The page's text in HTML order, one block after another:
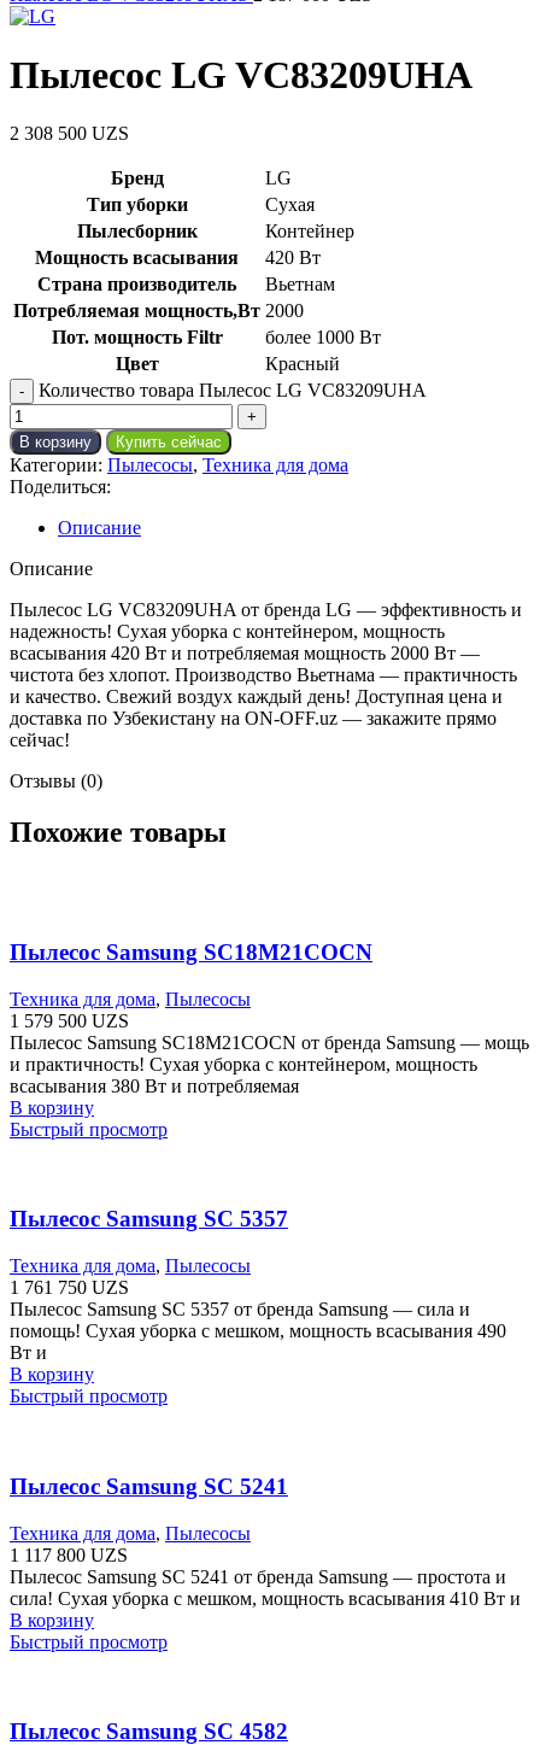
Пылесос LG VC83209UHA
2 308 500 UZS
Бренд
LG
Тип уборки
Сухая
Пылесборник
Контейнер
Мощность всасывания
420 Вт
Страна производитель
Вьетнам
Потребляемая мощность,Вт 2000
Пот. мощность Filtr
более 1000 Вт
Цвет
Красный
Количество товара Пылесос LG VC83209UHA
В корзину Купить сейчас
Категории: Пылесосы, Техника для дома
Поделиться:
Описание
Описание
Пылесос LG VC83209UHA от бренда LG — эффективность и
надежность! Сухая уборка с контейнером, мощность
всасывания 420 Вт и потребляемая мощность 2000 Вт —
чистота без хлопот. Производство Вьетнама — практичность
и качество. Свежий воздух каждый день! Доступная цена и
доставка по Узбекистану на ON-OFF.uz — закажите прямо
сейчас!
Отзывы (0)
Похожие товары
Пылесос Samsung SC18M21COCN
Техника для дома, Пылесосы
1 579 500 UZS
Пылесос Samsung SC18M21COCN от бренда Samsung — мощь
и практичность! Сухая уборка с контейнером, мощность
всасывания 380 Вт и потребляемая
В корзину
Быстрый просмотр
Пылесос Samsung SC 5357
Техника для дома, Пылесосы
1 761 750 UZS
Пылесос Samsung SC 5357 от бренда Samsung — сила и
помощь! Сухая уборка с мешком, мощность всасывания 490
Вт и
В корзину
Быстрый просмотр
Пылесос Samsung SC 5241
Техника для дома, Пылесосы
1 117 800 UZS
Пылесос Samsung SC 5241 от бренда Samsung — простота и
сила! Сухая уборка с мешком, мощность всасывания 410 Вт и
В корзину
Быстрый просмотр
Пылесос Samsung SC 4582